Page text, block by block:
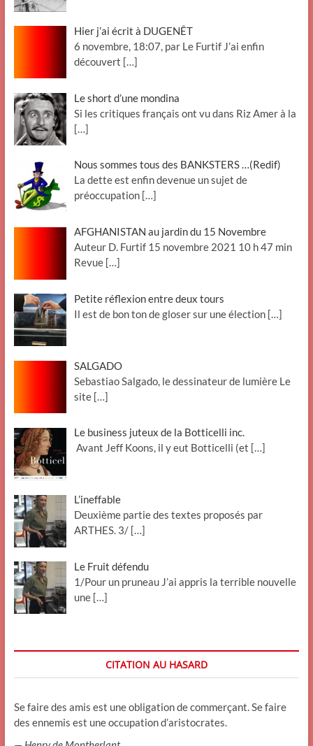
Hier j’ai écrit à DUGENÊT
6 novembre, 18:07, par Le Furtif J’ai enfin
découvert […]
Le short d’une mondina
Si les critiques français ont vu dans Riz Amer à la
[…]
Nous sommes tous des BANKSTERS …(Redif)
La dette est enfin devenue un sujet de
préoccupation […]
AFGHANISTAN au jardin du 15 Novembre
Auteur D. Furtif 15 novembre 2021 10 h 47 min
Revue […]
Petite réflexion entre deux tours
Il est de bon ton de gloser sur une élection […]
SALGADO
Sebastiao Salgado, le dessinateur de lumière Le
site […]
Le business juteux de la Botticelli inc.
Avant Jeff Koons, il y eut Botticelli (et […]
L’ineffable
Deuxième partie des textes proposés par
ARTHES. 3/ […]
Le Fruit défendu
1/Pour un pruneau J’ai appris la terrible nouvelle
une […]
CITATION AU HASARD
Se faire des amis est une obligation de commerçant. Se faire
des ennemis est une occupation d’aristocrates.